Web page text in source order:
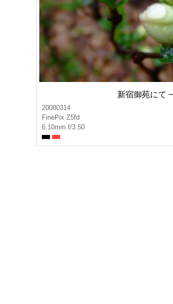
新宿御苑にて
20080314
FinePix Z5fd
6.10mm f/3.50